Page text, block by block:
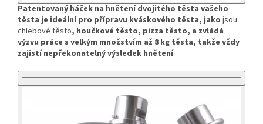
Patentovaný háček na hnětení dvojitého těsta vašeho
těsta je ideální pro přípravu kváskového těsta, jako jsou
chlebové těsto, houčkové těsto, pizza těsto, a zvládá
výzvu práce s velkým množstvím až 8 kg těsta, takže vždy
zajistí nepřekonatelný výsledek hnětení